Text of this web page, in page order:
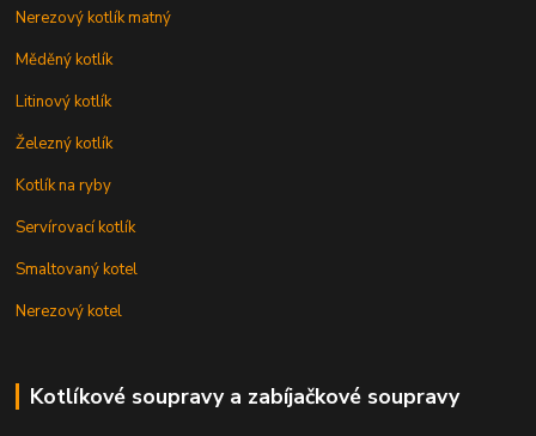
Nerezový kotlík matný
Měděný kotlík
Litinový kotlík
Železný kotlík
Kotlík na ryby
Servírovací kotlík
Smaltovaný kotel
Nerezový kotel
Kotlíkové soupravy a zabíjačkové soupravy